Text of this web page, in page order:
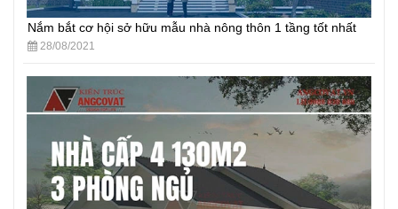
Nắm bắt cơ hội sở hữu mẫu nhà nông thôn 1 tầng tốt nhất
28/08/2021